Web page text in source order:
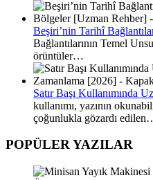
Beşiri’nin Tarihî
Bağlantılarının Temel
örüntüler…
Satır Başı Kullanımında
kullanımı, yazının
çoğunlukla gözardı
POPÜLER YAZILAR